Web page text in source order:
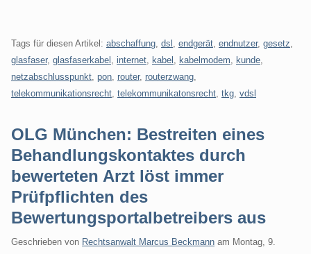
Tags für diesen Artikel: abschaffung dsl endgerät endnutzer, gesetz
glasfaser, glasfaserkabel internet kabel kabelmodem kunde
netzabschlusspunkt pon router, routerzwang
telekommunikationsrecht telekommunikatonsrecht tkg vdsl
OLG München: Bestreiten eines
Behandlungskontaktes durch
bewerteten Arzt löst immer
Prüfpflichten des
Bewertungsportalbetreibers aus
Geschrieben von Rechtsanwalt Marcus Beckmann am Montag, 9.